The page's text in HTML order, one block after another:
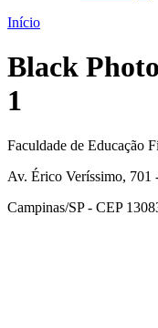
Início
Black
1
Faculdade de Educação
Av. Érico Veríssimo, 701
Campinas/SP - CEP